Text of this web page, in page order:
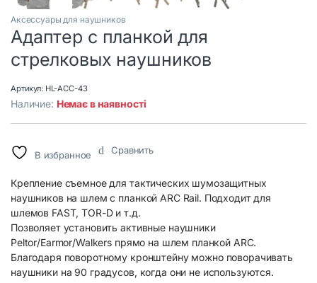
Аксессуары для наушников
Адаптер с планкой для
стрелковых наушников
Артикул: HL-ACC-43
Наличие: Немає в наявності
В избранное Сравнить
Крепление съемное для тактических шумозащитных
наушников на шлем с планкой ARC Rail. Подходит для
шлемов FAST, TOR-D и т.д.
Позволяет установить активные наушники
Peltor/Earmor/Walkers прямо на шлем планкой ARC.
Благодаря поворотному кронштейну можно поворачивать
наушники на 90 градусов, когда они не используются.